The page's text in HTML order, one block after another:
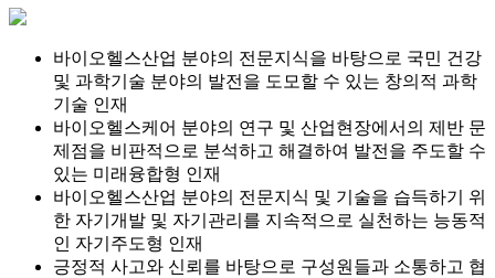
바이오헬스산업 분야의 전문지식을 바탕으로 국민 건강
및 과학기술 분야의 발전을 도모할 수 있는 창의적 과학
기술 인재
바이오헬스케어 분야의 연구 및 산업현장에서의 제반 문
제점을 비판적으로 분석하고 해결하여 발전을 주도할 수
있는 미래융합형 인재
바이오헬스산업 분야의 전문지식 및 기술을 습득하기 위
한 자기개발 및 자기관리를 지속적으로 실천하는 능동적
인 자기주도형 인재
긍정적 사고와 신뢰를 바탕으로 구성원들과 소통하고 협